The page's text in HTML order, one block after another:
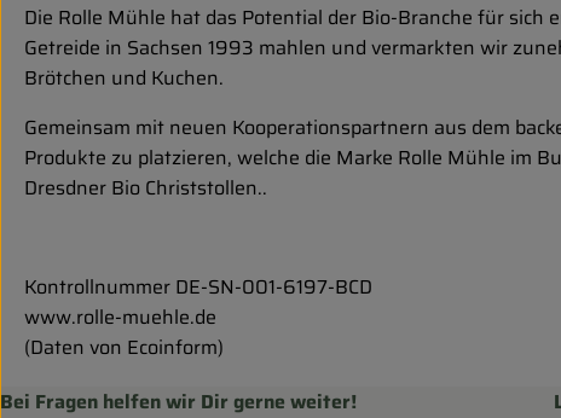
Die Rolle Mühle hat das Potential der Bio-Branche für
Getreide in Sachsen 1993 mahlen und vermarkten wir
Brötchen und Kuchen.
Gemeinsam mit neuen Kooperationspartnern aus dem
Produkte zu platzieren, welche die Marke Rolle Mühle
Dresdner Bio Christstollen..
Kontrollnummer DE-SN-001-6197-BCD
www.rolle-muehle.de
(Daten von Ecoinform)
Bei Fragen helfen wir Dir gerne weiter!